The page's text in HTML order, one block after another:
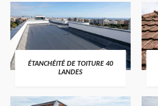
ÉTANCHÉITÉ DE TOITURE 40
LANDES